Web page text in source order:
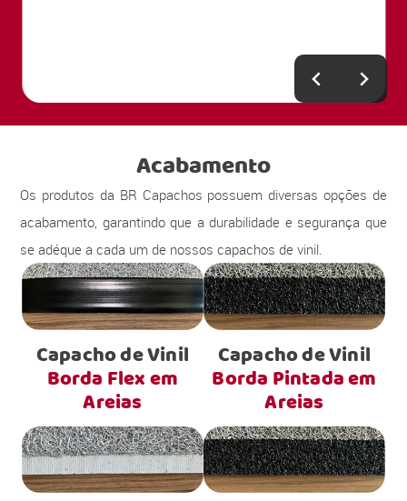
Acabamento
Os produtos da BR Capachos possuem diversas opções de
acabamento, garantindo que a durabilidade e segurança que
se adéque a cada um de nossos capachos de vinil.
Capacho de Vinil
Borda Flex em
Areias
Capacho de Vinil
Borda Pintada em
Areias